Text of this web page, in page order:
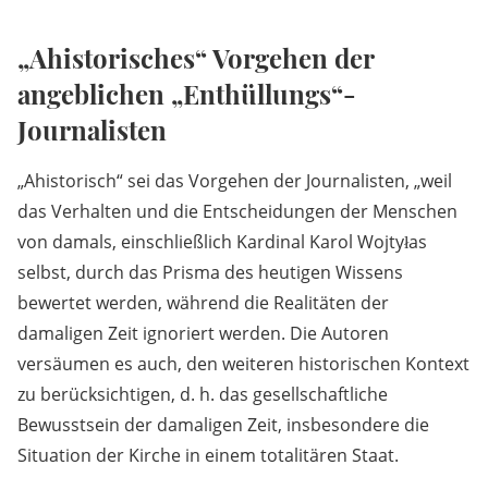
„Ahistorisches“ Vorgehen der
angeblichen „Enthüllungs“-
Journalisten
„Ahistorisch“ sei das Vorgehen der Journalisten, „weil
das Verhalten und die Entscheidungen der Menschen
von damals, einschließlich Kardinal Karol Wojtyłas
selbst, durch das Prisma des heutigen Wissens
bewertet werden, während die Realitäten der
damaligen Zeit ignoriert werden. Die Autoren
versäumen es auch, den weiteren historischen Kontext
zu berücksichtigen, d. h. das gesellschaftliche
Bewusstsein der damaligen Zeit, insbesondere die
Situation der Kirche in einem totalitären Staat.